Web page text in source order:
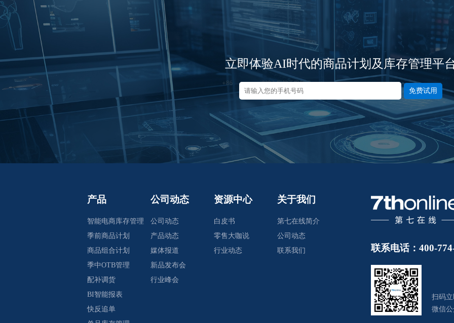
立即体验AI时代的商品计划及库存管理平
免费试用
产品
智能电商库存管理
季前商品计划
商品组合计划
季中OTB管理
配补调货
BI智能报表
快反追单
公司动态
公司动态
产品动态
媒体报道
新品发布会
行业峰会
资源中心
白皮书
零售大咖说
行业动态
关于我们
第七在线简介
公司动态
联系我们
联系电话：400-
扫码
微信